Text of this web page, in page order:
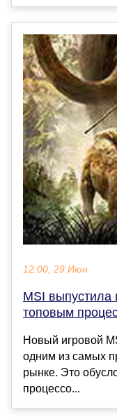
12:00, 29 Июн
MSI выпустила
топовым
Новый игровой
одним из самых
рынке. Это
процессо...